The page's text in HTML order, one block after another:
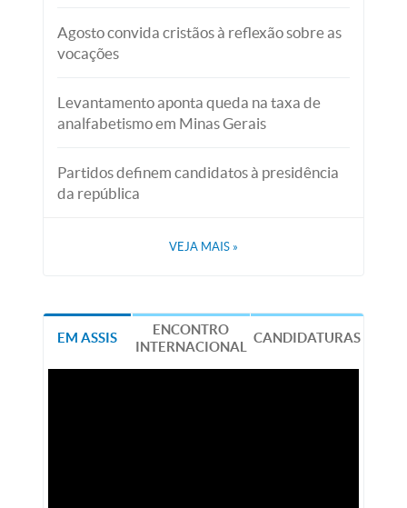
Agosto convida cristãos à reflexão sobre as
vocações
Levantamento aponta queda na taxa de
analfabetismo em Minas Gerais
Partidos definem candidatos à presidência
da república
VEJA MAIS »
EM ASSIS
ENCONTRO
INTERNACIONAL
CANDIDATURAS